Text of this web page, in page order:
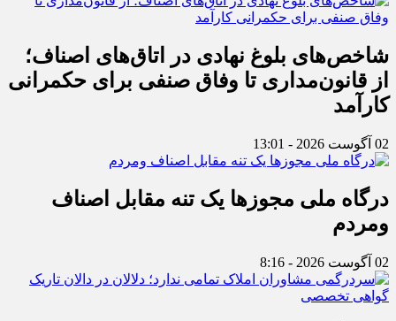
شاخص‌های بلوغ نهادی در اتاق‌های اصناف؛
از قانون‌مداری تا وفاق صنفی برای حکمرانی
کارآمد
02 آگوست 2026 - 13:01
درگاه ملی مجوزها یک تنه مقابل اصناف
ومردم
02 آگوست 2026 - 8:16